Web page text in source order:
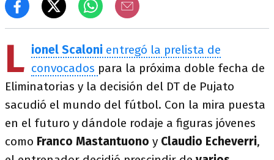
L ionel Scaloni entregó la prelista de
convocados para la próxima doble fecha de
Eliminatorias y la decisión del DT de Pujato
sacudió el mundo del fútbol. Con la mira puesta
en el futuro y dándole rodaje a figuras jóvenes
como Franco Mastantuono y Claudio Echeverri,